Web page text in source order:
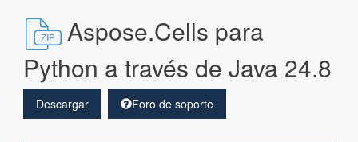
Aspose.Cells para
Python a través de Java 24.8
Descargar Foro de soporte